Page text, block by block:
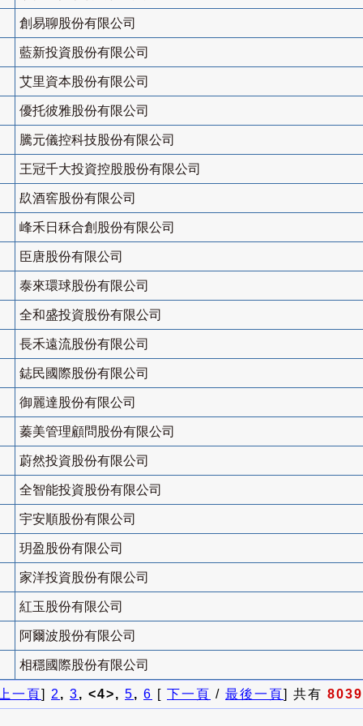
創易聊股份有限公司
藍新投資股份有限公司
艾里資本股份有限公司
優托彼雅股份有限公司
騰元儀控科技股份有限公司
王冠千大投資控股股份有限公司
镹酒窖股份有限公司
峰禾日秝合創股份有限公司
臣唐股份有限公司
泰來環球股份有限公司
全和盛投資股份有限公司
長禾遠流股份有限公司
鋕民國際股份有限公司
御麗達股份有限公司
蓁美管理顧問股份有限公司
蔚然投資股份有限公司
全智能投資股份有限公司
宇安順股份有限公司
玥盈股份有限公司
家洋投資股份有限公司
紅玉股份有限公司
阿爾波股份有限公司
相穩國際股份有限公司
一頁] 2, 3, <4>, 5, 6 [ 下一頁 / 最後一頁] 共有 8039